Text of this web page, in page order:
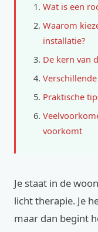
Wat is een
Waarom
installatie?
De kern van
Praktische
voorkomt
Je staat in de
licht therapie. Je
maar dan begint